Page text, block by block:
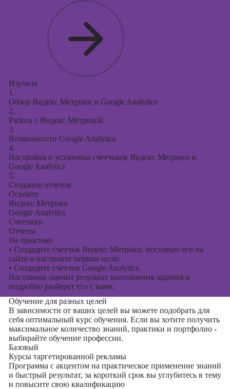
Изучите
1.
Обзор Яндекс Метрики и Google Analytics
2.
Работа с Яндекс Метрикой
3.
Возможности Google Analytics
4.
Настройка и установка счетчиков Яндекс Метрики и
Google Analytics
5.
Создание отчетов
Освоите
Яндекс Метрика
Google Analytics
Счетчики
Отчеты
На практике
• Создадите счетчик Яндекс Метрики, поставьте его на
сайте и настроите первые цели.
• Создадите счетчик Google Analytics.
Наставник оценит результат выполнения задания и
подробно разберет его с вами.
Обучение для разных целей
В зависимости от ваших целей вы можете подобрать для
себя оптимальный курс обучения. Если вы хотите получить
максимальное количество знаний, практики и портфолио -
выбирайте обучение профессии.
Базовый
Курсы таргетированной рекламы
Программа с акцентом на практическое применение знаний
и быстрый результат, за короткий срок вы углубитесь в тему
и повысите свою квалификацию